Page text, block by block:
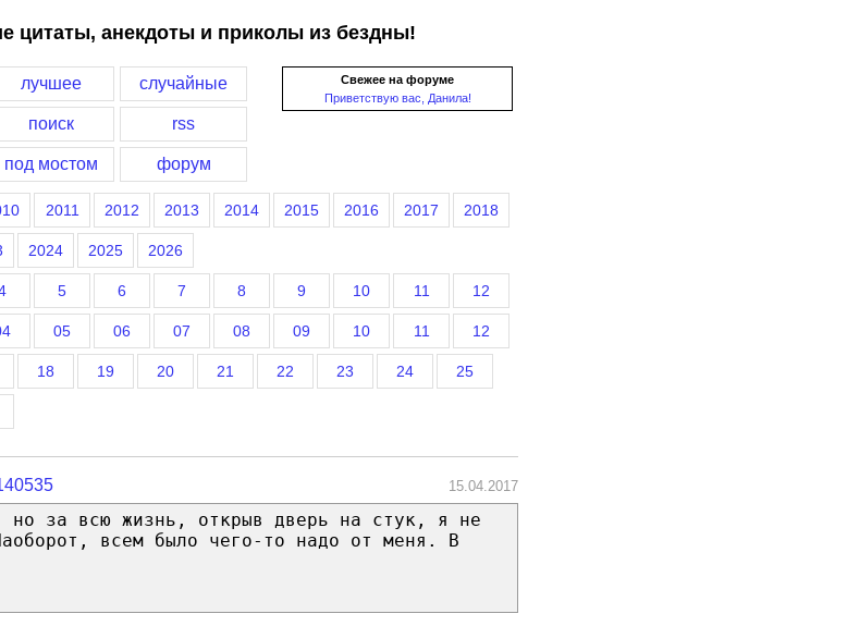
цитаты, анекдоты и приколы из бездны!
Свежее на форуме
Приветствую вас, Данила!
лучшее случайные
поиск rss
под мостом форум
2011 2012 2013 2014 2015 2016 2017 2018
2024 2025 2026
5 6 7 8 9 10 11 12
05 06 07 08 09 10 11 12
18 19 20 21 22 23 24 25
15.04.2017
но за всю жизнь, открыв дверь на стук, я не
всем было чего-то надо от меня. В